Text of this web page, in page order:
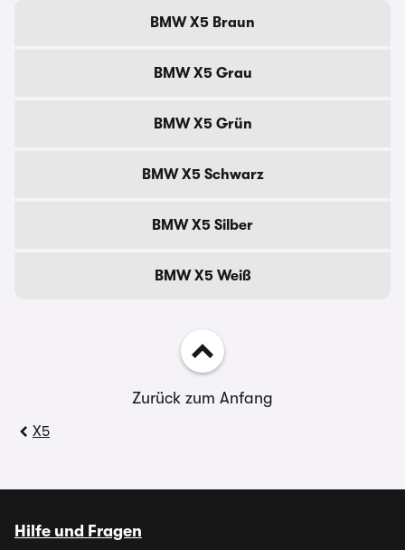
BMW X5 Braun
BMW X5 Grau
BMW X5 Grün
BMW X5 Schwarz
BMW X5 Silber
BMW X5 Weiß
Zurück zum Anfang
X5
Hilfe und Fragen